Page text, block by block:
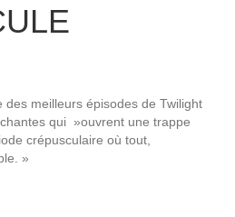
des meilleurs épisodes de Twilight
qui »ouvrent une trappe
crépusculaire où tout,
»